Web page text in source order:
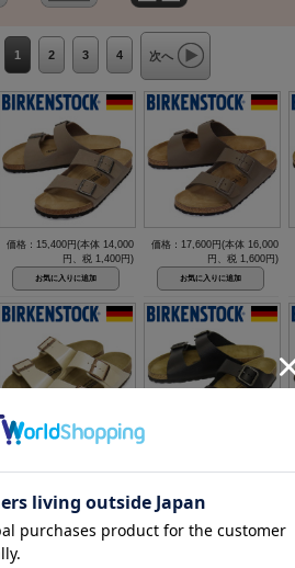
1 2 3 4 次へ
価格：15,400円(本体 14,000
円、税 1,400円)
価格：17,600円(本体 16,000
円、税 1,600円)
円、税 1,400円)
円、税 2,500円)